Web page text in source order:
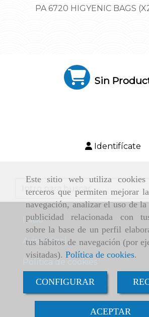
Este sitio web utiliza
terceros que permiten mejorar
navegación, analizar el uso de
publicidad relacionada con
sobre la base de un perfil
tus hábitos de navegación (por
visitadas). Política de cookies.
CONFIGURAR
ACEPTAR
PA 6720 HIGYENIC BAGS
Sin
Identifícate
Inicio
Aviso Legal
Política de cookies
Política de Privacidad